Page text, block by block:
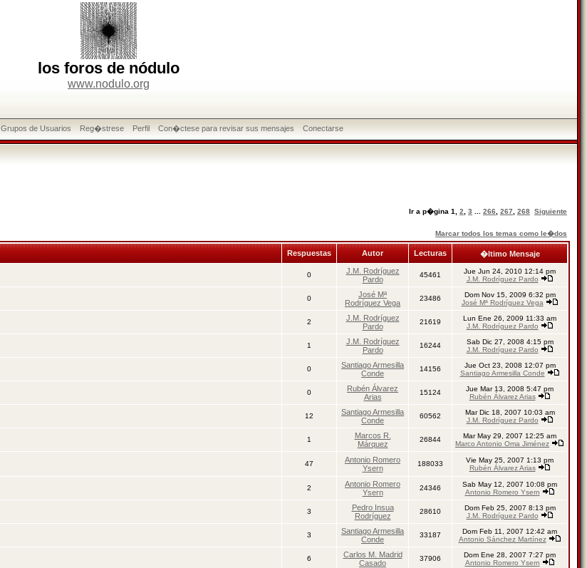
los foros de nódulo
www.nodulo.org
Grupos de Usuarios Reg�strese Perfil Con�ctese para revisar sus mensajes Conectarse
Ir a p�gina 1 2 3 266 267 268 Siguiente
Marcar todos los temas como le�dos
Respuestas Autor Lecturas �ltimo Mensaje
0
J.M. Rodríguez
Pardo
45461
Jue Jun 24, 2010 12:14 pm
J.M. Rodríguez Pardo
0
José Mª
Rodríguez Vega
23486
Dom Nov 15, 2009 6:32 pm
José Mª Rodríguez Vega
2
J.M. Rodríguez
Pardo
21619
Lun Ene 26, 2009 11:33 am
J.M. Rodríguez Pardo
1
J.M. Rodríguez
Pardo
16244
Sab Dic 27, 2008 4:15 pm
J.M. Rodríguez Pardo
0
Santiago Armesilla
Conde
14156
Jue Oct 23, 2008 12:07 pm
Santiago Armesilla Conde
0
Rubén Álvarez
Arias
15124
Jue Mar 13, 2008 5:47 pm
Rubén Álvarez Arias
12
Santiago Armesilla
Conde
60562
Mar Dic 18, 2007 10:03 am
J.M. Rodríguez Pardo
1
Marcos R.
Márquez
26844
Mar May 29, 2007 12:25 am
Marco Antonio Oma Jiménez
47
Antonio Romero
Ysern
188033
Vie May 25, 2007 1:13 pm
Rubén Álvarez Arias
2
Antonio Romero
Ysern
24346
Sab May 12, 2007 10:08 pm
Antonio Romero Ysern
3
Pedro Insua
Rodríguez
28610
Dom Feb 25, 2007 8:13 pm
J.M. Rodríguez Pardo
3
Santiago Armesilla
Conde
33187
Dom Feb 11, 2007 12:42 am
Antonio Sánchez Martínez
6
Carlos M. Madrid
Casado
37906
Dom Ene 28, 2007 7:27 pm
Antonio Romero Ysern